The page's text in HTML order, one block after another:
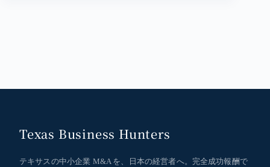
Texas Business Hunters
テキサスの中小企業 M&A を、日本の経営者へ。完全成功報酬で